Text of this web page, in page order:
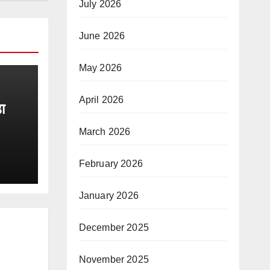
July 2026
June 2026
May 2026
April 2026
March 2026
February 2026
January 2026
December 2025
November 2025